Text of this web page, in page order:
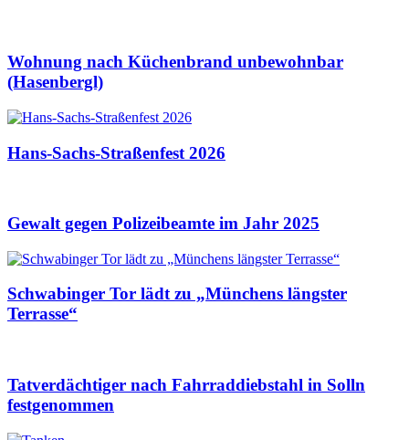
Wohnung nach Küchenbrand unbewohnbar
(Hasenbergl)
Hans-Sachs-Straßenfest 2026
Gewalt gegen Polizeibeamte im Jahr 2025
Schwabinger Tor lädt zu „Münchens längster
Terrasse“
Tatverdächtiger nach Fahrraddiebstahl in Solln
festgenommen